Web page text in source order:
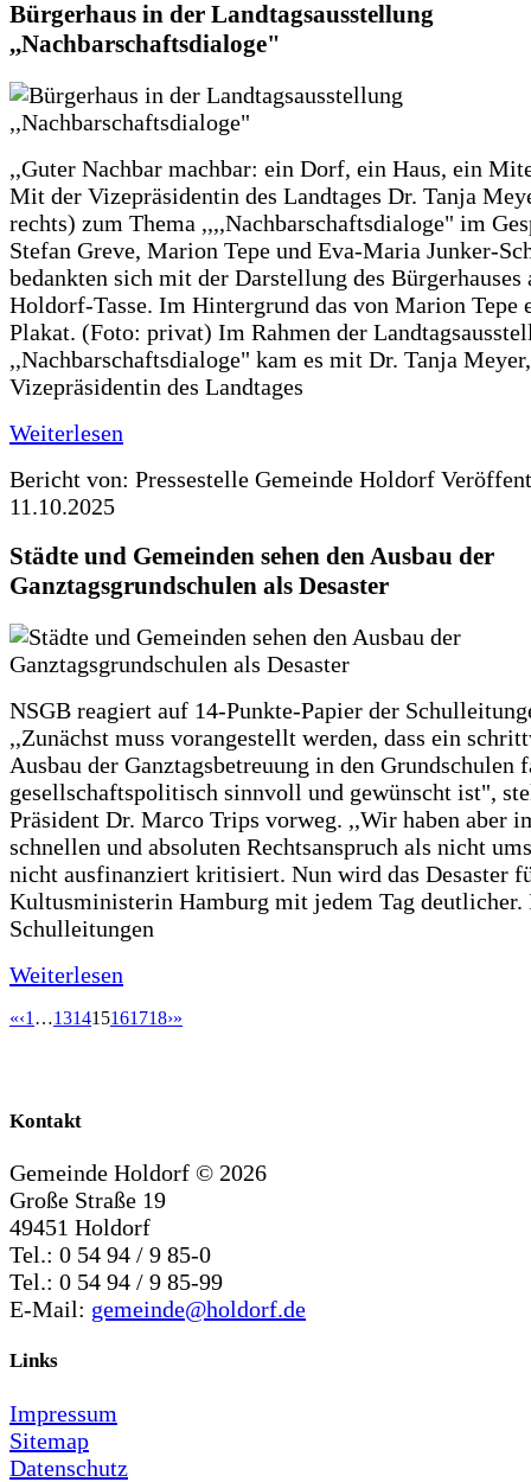
Bürgerhaus in der Landtagsausstellung
,,Nachbarschaftsdialoge"
,,Guter Nachbar machbar: ein Dorf, ein Haus, ein
Mit der Vizepräsidentin des Landtages Dr. Tanja
rechts) zum Thema ,,,,Nachbarschaftsdialoge" im
Stefan Greve, Marion Tepe und Eva-Maria Junker-
bedankten sich mit der Darstellung des Bürgerhauses
Holdorf-Tasse. Im Hintergrund das von Marion Tepe
Plakat. (Foto: privat) Im Rahmen der
,,Nachbarschaftsdialoge" kam es mit Dr. Tanja Meyer,
Vizepräsidentin des Landtages
Weiterlesen
Bericht von: Pressestelle Gemeinde Holdorf
11.10.2025
Städte und Gemeinden sehen den Ausbau der
Ganztagsgrundschulen als Desaster
NSGB reagiert auf 14-Punkte-Papier der
,,Zunächst muss vorangestellt werden, dass ein
Ausbau der Ganztagsbetreuung in den Grundschulen
gesellschaftspolitisch sinnvoll und gewünscht ist",
Präsident Dr. Marco Trips vorweg. ,,Wir haben aber
schnellen und absoluten Rechtsanspruch als nicht
nicht ausfinanziert kritisiert. Nun wird das Desaster
Kultusministerin Hamburg mit jedem Tag deutlicher.
Schulleitungen
Weiterlesen
«‹1 …131415161718›»
Kontakt
Gemeinde Holdorf © 2026
Große Straße 19
49451 Holdorf
Tel.: 0 54 94 / 9 85-0
Tel.: 0 54 94 / 9 85-99
E-Mail: gemeinde@holdorf.de
Links
Impressum
Sitemap
Datenschutz